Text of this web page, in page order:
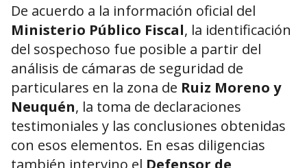
De acuerdo a la información oficial del
Ministerio Público Fiscal, la identificación
del sospechoso fue posible a partir del
análisis de cámaras de seguridad de
particulares en la zona de Ruiz Moreno y
Neuquén, la toma de declaraciones
testimoniales y las conclusiones obtenidas
con esos elementos. En esas diligencias
también intervino el Defensor de